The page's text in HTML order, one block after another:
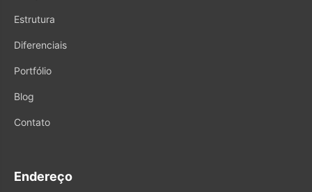
Estrutura
Diferenciais
Portfólio
Blog
Contato
Endereço